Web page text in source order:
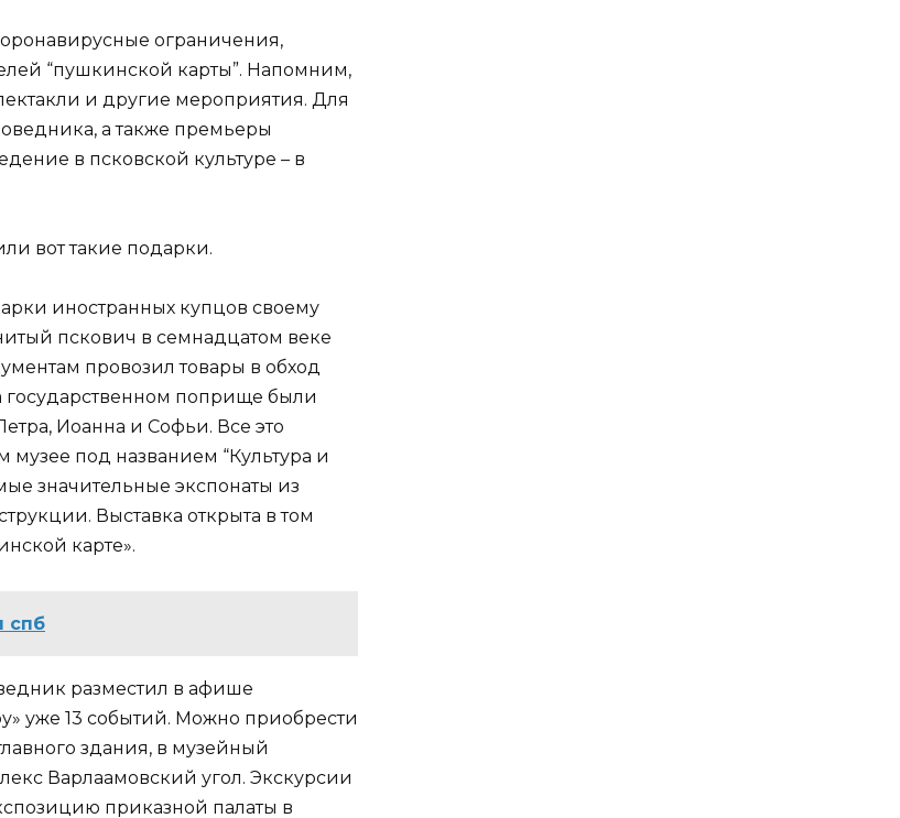
ограничения,
“пушкинской карты”. Напомним,
и другие мероприятия. Для
а также премьеры
в псковской культуре – в
вот такие подарки.
иностранных купцов своему
пскович в семнадцатом веке
провозил товары в обход
государственном поприще были
Иоанна и Софьи. Все это
музее под названием “Культура и
значительные экспонаты из
Выставка открыта в том
карте».
спб
разместил в афише
уже 13 событий. Можно приобрести
здания, в музейный
Варлаамовский угол. Экскурсии
приказной палаты в